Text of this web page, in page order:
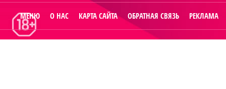
МЕНЮ О НАС КАРТА САЙТА ОБРАТНАЯ СВЯЗЬ РЕКЛАМА